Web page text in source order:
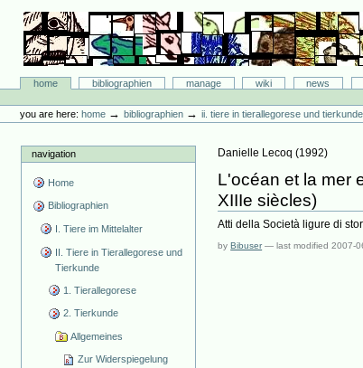
content.
navigation
Bibliographie-Portal
Sectionshome bibliographien manage wiki news
tools
you are here: home →bibliographien →ii. tiere in tierallegorese und tierkunde
navigation
Home
Bibliographien
I. Tiere im Mittelalter
II. Tiere in Tierallegorese und
Tierkunde
1. Tierallegorese
2. Tierkunde
Allgemeines
Zur Widerspiegelung
Danielle Lecoq (1992)
L'océan et la mer
XIIIe siècles)
Atti della Società ligure di
byBibuser —last modified2007-